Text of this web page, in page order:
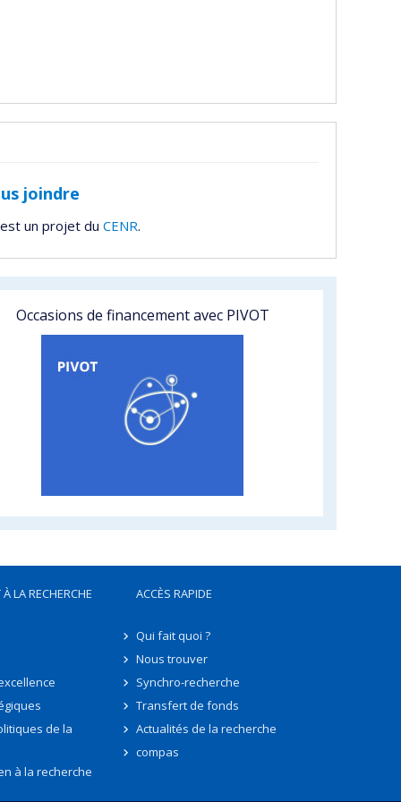
joindre
un projet du CENR.
Occasions de financement avec PIVOT
LA RECHERCHE
de la
à la recherche
ACCÈS RAPIDE
Qui fait quoi ?
Nous trouver
Synchro-recherche
Transfert de fonds
Actualités de la recherche
compas